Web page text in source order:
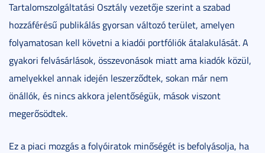
Tartalomszolgáltatási Osztály vezetője szerint a szabad
hozzáférésű publikálás gyorsan változó terület, amelyen
folyamatosan kell követni a kiadói portfóliók átalakulását. A
gyakori felvásárlások, összevonások miatt ama kiadók közül,
amelyekkel annak idején leszerződtek, sokan már nem
önállók, és nincs akkora jelentőségük, mások viszont
megerősödtek.
Ez a piaci mozgás a folyóiratok minőségét is befolyásolja, ha